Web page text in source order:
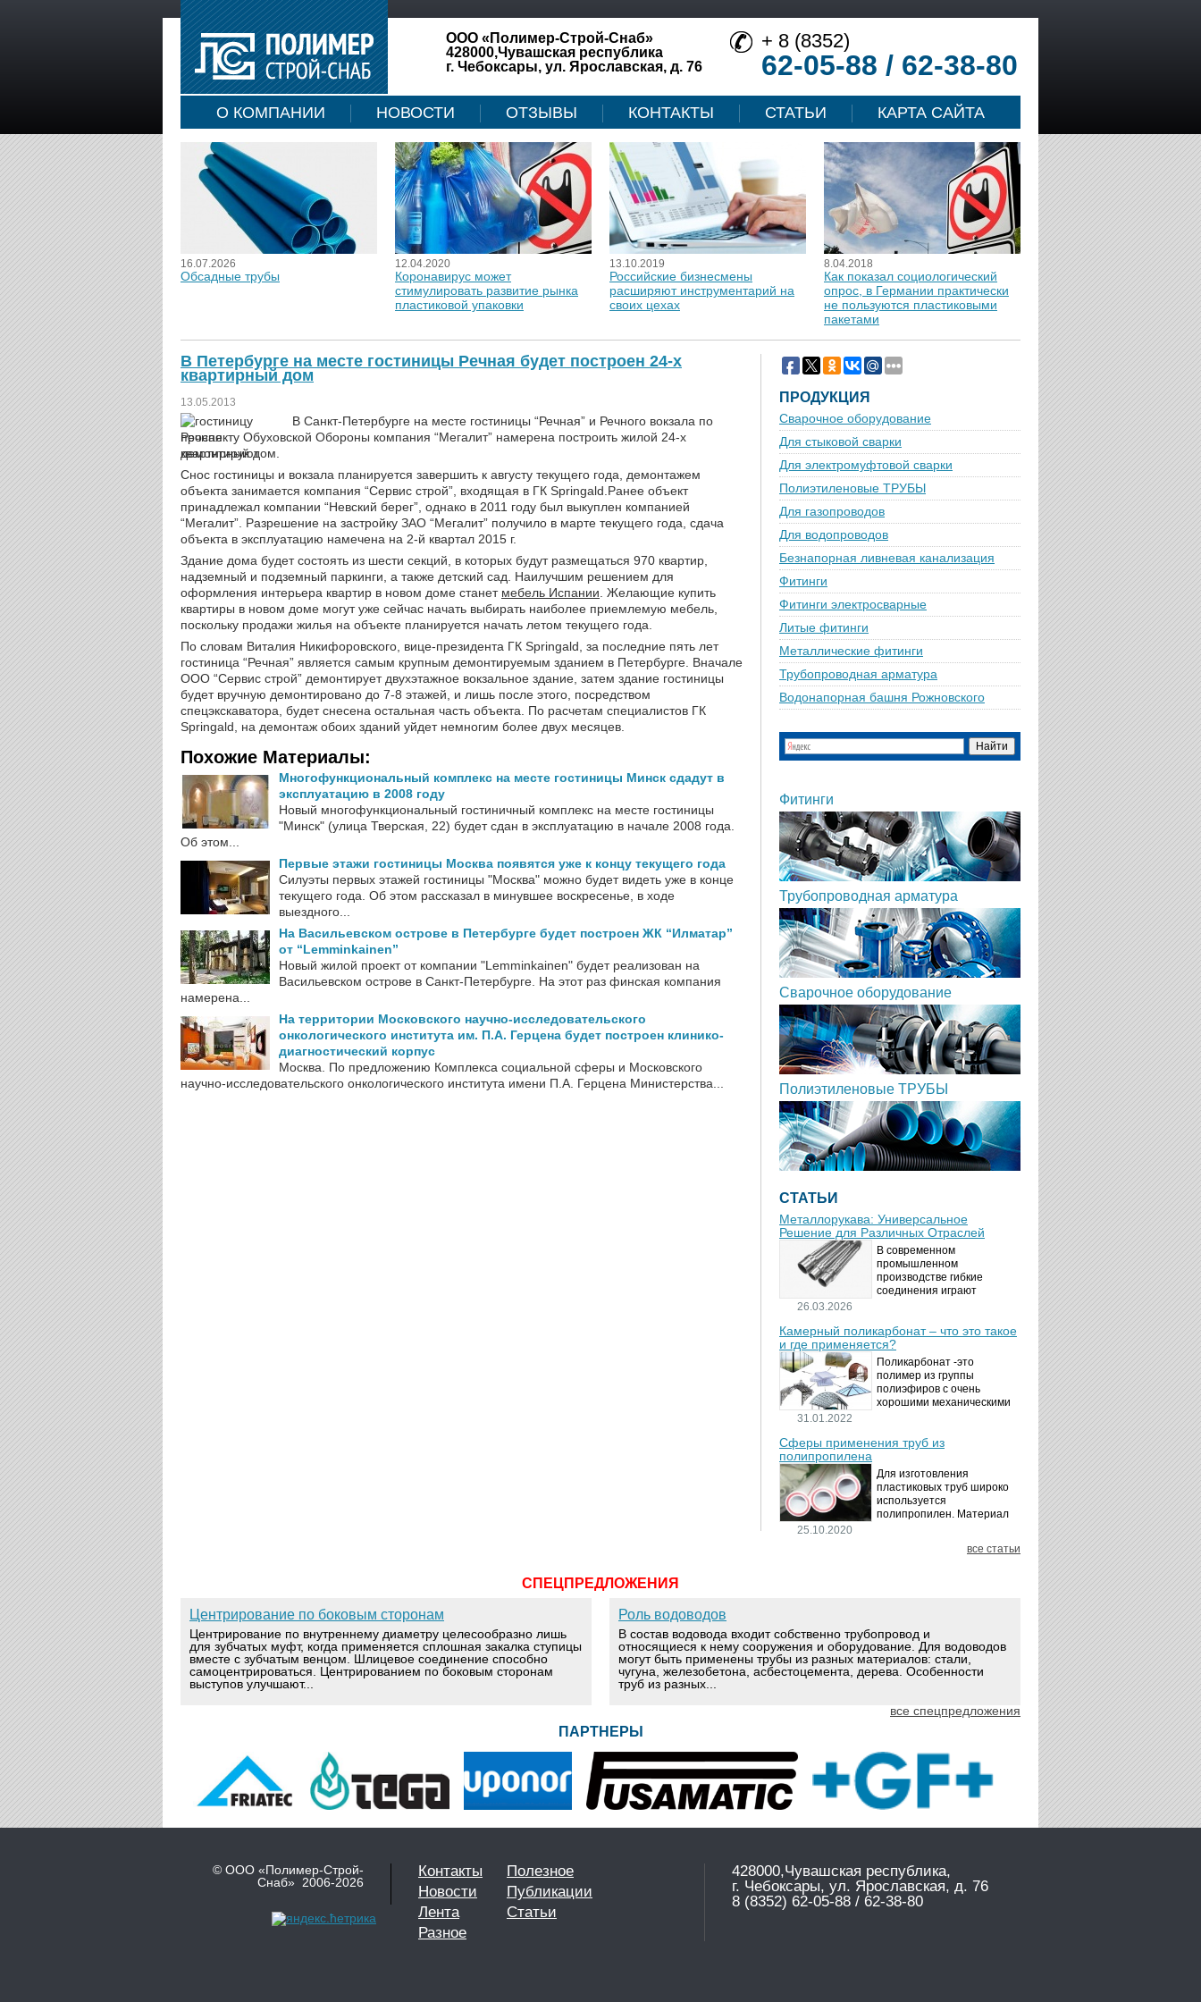
ООО «Полимер-Строй-Снаб»
428000,Чувашская республика
г. Чебоксары, ул. Ярославская, д. 76
+ 8 (8352)
62-05-88 / 62-38-80
О КОМПАНИИ НОВОСТИ ОТЗЫВЫ КОНТАКТЫ СТАТЬИ КАРТА САЙТА
16.07.2026
Обсадные трубы
12.04.2020
Коронавирус может
стимулировать развитие рынка
пластиковой упаковки
13.10.2019
Российские бизнесмены
расширяют инструментарий на
своих цехах
8.04.2018
Как показал социологический
опрос, в Германии практически
не пользуются пластиковыми
пакетами
В Петербурге на месте гостиницы Речная будет построен 24-х
квартирный дом
13.05.2013
В Санкт-Петербурге на месте гостиницы “Речная” и Речного вокзала по
проспекту Обуховской Обороны компания “Мегалит” намерена построить жилой 24-х
квартирный дом.
Снос гостиницы и вокзала планируется завершить к августу текущего года, демонтажем
объекта занимается компания “Сервис строй”, входящая в ГК Springald.Ранее объект
принадлежал компании “Невский берег”, однако в 2011 году был выкуплен компанией
“Мегалит”. Разрешение на застройку ЗАО “Мегалит” получило в марте текущего года, сдача
объекта в эксплуатацию намечена на 2-й квартал 2015 г.
Здание дома будет состоять из шести секций, в которых будут размещаться 970 квартир,
надземный и подземный паркинги, а также детский сад. Наилучшим решением для
оформления интерьера квартир в новом доме станет мебель Испании . Желающие купить
квартиры в новом доме могут уже сейчас начать выбирать наиболее приемлемую мебель,
поскольку продажи жилья на объекте планируется начать летом текущего года.
По словам Виталия Никифоровского, вице-президента ГК Springald, за последние пять лет
гостиница “Речная” является самым крупным демонтируемым зданием в Петербурге. Вначале
ООО “Сервис строй” демонтирует двухэтажное вокзальное здание, затем здание гостиницы
будет вручную демонтировано до 7-8 этажей, и лишь после этого, посредством
спецэкскаватора, будет снесена остальная часть объекта. По расчетам специалистов ГК
Springald, на демонтаж обоих зданий уйдет немногим более двух месяцев.
Похожие Материалы:
Многофункциональный комплекс на месте гостиницы Минск сдадут в
эксплуатацию в 2008 году
Новый многофункциональный гостиничный комплекс на месте гостиницы
"Минск" (улица Тверская, 22) будет сдан в эксплуатацию в начале 2008 года.
Об этом...
Первые этажи гостиницы Москва появятся уже к концу текущего года
Силуэты первых этажей гостиницы "Москва" можно будет видеть уже в конце
текущего года. Об этом рассказал в минувшее воскресенье, в ходе
выездного...
На Васильевском острове в Петербурге будет построен ЖК “Илматар”
от “Lemminkainen”
Новый жилой проект от компании "Lemminkainen" будет реализован на
Васильевском острове в Санкт-Петербурге. На этот раз финская компания
намерена...
На территории Московского научно-исследовательского
онкологического института им. П.А. Герцена будет построен клинико-
диагностический корпус
Москва. По предложению Комплекса социальной сферы и Московского
научно-исследовательского онкологического института имени П.А. Герцена Министерства...
ПРОДУКЦИЯ
Сварочное оборудование
Для стыковой сварки
Для электромуфтовой сварки
Полиэтиленовые ТРУБЫ
Для газопроводов
Для водопроводов
Безнапорная ливневая канализация
Фитинги
Фитинги электросварные
Литые фитинги
Металлические фитинги
Трубопроводная арматура
Водонапорная башня Рожновского
Фитинги
Трубопроводная арматура
Сварочное оборудование
Полиэтиленовые ТРУБЫ
СТАТЬИ
Металлорукава: Универсальное
Решение для Различных Отраслей
26.03.2026
В современном
промышленном
производстве гибкие
соединения играют
безопасности
технологических процессов.
Металлорукава
представляют собой
универсальные...
Камерный поликарбонат – что это такое
и где применяется?
31.01.2022
Поликарбонат -это
полимер из группы
полиэфиров с очень
хорошими механическими
аморфный, с хорошей
высокой прозрачностью
материал идеально
подходит для...
Сферы применения труб из
полипропилена
25.10.2020
Для изготовления
пластиковых труб широко
используется
полипропилен. Материал
невосприимчив к коррозии,
все статьи
СПЕЦПРЕДЛОЖЕНИЯ
Центрирование по боковым сторонам
Центрирование по внутреннему диаметру целесообразно лишь
для зубчатых муфт, когда применяется сплошная закалка ступицы
вместе с зубчатым венцом. Шлицевое соединение способно
самоцентрироваться. Центрированием по боковым сторонам
выступов улучшают...
Роль водоводов
В состав водовода входит собственно трубопровод и
относящиеся к нему сооружения и оборудование. Для водоводов
могут быть применены трубы из разных материалов: стали,
чугуна, железобетона, асбестоцемента, дерева. Особенности
труб из разных...
все спецпредложения
ПАРТНЕРЫ
© ООО «Полимер-Строй-
Снаб» 2006-2026
Контакты
Новости
Лента
Полезное
Публикации
Статьи
Разное
428000,Чувашская республика,
г. Чебоксары, ул. Ярославская, д. 76
8 (8352) 62-05-88 / 62-38-80